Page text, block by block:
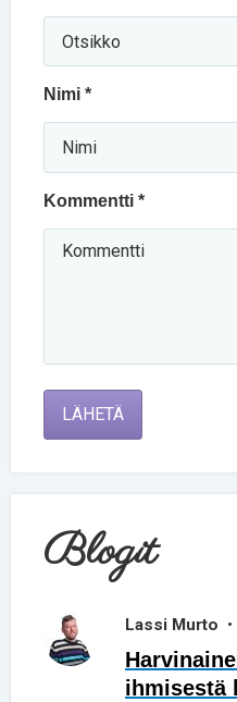
Nimi *
Kommentti *
LÄHETÄ
Blogit
Lassi Murto
ihmisestä